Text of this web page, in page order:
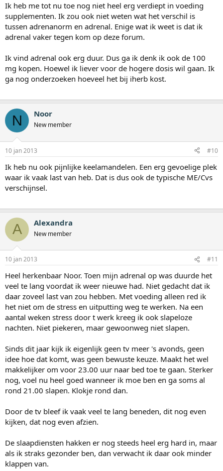
Ik heb me tot nu toe nog niet heel erg verdiept in voeding
supplementen. Ik zou ook niet weten wat het verschil is
tussen adrenanorm en adrenal. Enige wat ik weet is dat ik
adrenal vaker tegen kom op deze forum.
Ik vind adrenal ook erg duur. Dus ga ik denk ik ook de 100
mg kopen. Hoewel ik liever voor de hogere dosis wil gaan. Ik
ga nog onderzoeken hoeveel het bij iherb kost.
N Noor
New member
10 jan 2013 #10
Ik heb nu ook pijnlijke keelamandelen. Een erg gevoelige plek
waar ik vaak last van heb. Dat is dus ook de typische ME/Cvs
verschijnsel.
A Alexandra
New member
10 jan 2013 #11
Heel herkenbaar Noor. Toen mijn adrenal op was duurde het
veel te lang voordat ik weer nieuwe had. Niet gedacht dat ik
daar zoveel last van zou hebben. Met voeding alleen red ik
het niet om de stress en uitputting weg te werken. Na een
aantal weken stress door t werk kreeg ik ook slapeloze
nachten. Niet piekeren, maar gewoonweg niet slapen.
Sinds dit jaar kijk ik eigenlijk geen tv meer 's avonds, geen
idee hoe dat komt, was geen bewuste keuze. Maakt het wel
makkelijker om voor 23.00 uur naar bed toe te gaan. Sterker
nog, voel nu heel goed wanneer ik moe ben en ga soms al
rond 21.00 slapen. Klokje rond dan.
Door de tv bleef ik vaak veel te lang beneden, dit nog even
kijken, dat nog even afzien.
De slaapdiensten hakken er nog steeds heel erg hard in, maar
als ik straks gezonder ben, dan verwacht ik daar ook minder
klappen van.